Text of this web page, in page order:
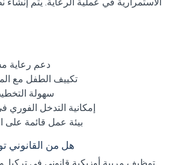
دعم رعاية
تكييف الطفل مع
سهولة
إمكانية التدخل الفوري
بيئة عمل قائمة على
هل من القانوني